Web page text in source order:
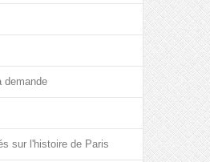
demande
sur l'histoire de Paris